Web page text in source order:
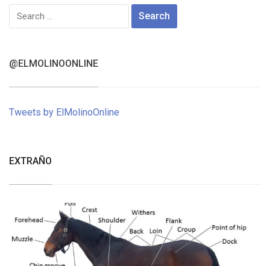
Search
for:
@ELMOLINOONLINE
Tweets by ElMolinoOnline
EXTRAÑO